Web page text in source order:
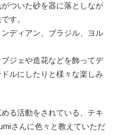
ついた砂を器に落としなが
す。
ディアン、ブラジル、ヨル
ジェや造花などを飾ってデ
ルにしたりと様々な楽しみ
る活動をされている、テキ
さんに色々と教えていただ